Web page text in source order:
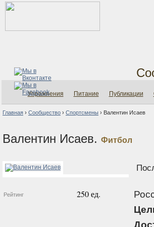
Упражнения Питание Публикации
Главная › Сообщество › Спортсмены › Валентин Исаев
Валентин Исаев. Фитбол
Рейтинг 250 ед.